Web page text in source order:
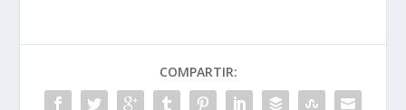
COMPARTIR: